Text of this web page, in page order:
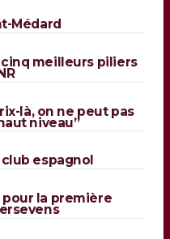
Médard
meilleurs piliers
là, on ne peut pas
niveau”
espagnol
pour la première